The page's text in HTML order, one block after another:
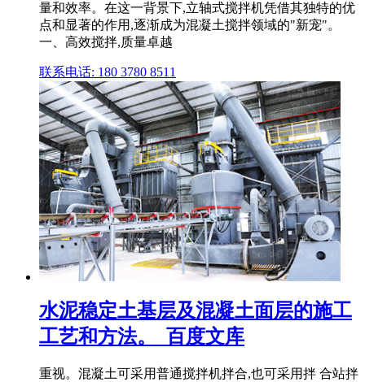
量和效率。在这一背景下,立轴式搅拌机凭借其独特的优
点和显著的作用,逐渐成为混凝土搅拌领域的"新宠"。
一、高效搅拌,质量卓越
联系电话: 180 3780 8511
水泥稳定土基层及混凝土面层的施工
工艺和方法。_百度文库
重视。混凝土可采用普通搅拌机拌合,也可采用拌 合站拌